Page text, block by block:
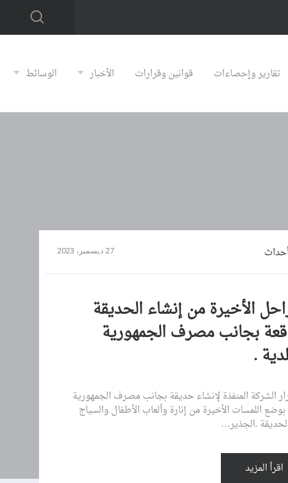
تقارير وإحصاءات قوانين وقرارات الأخبار الوسائط
27 ديسمبر، 2023
الأخيرة من إنشاء الحديقة
بجانب مصرف الجمهورية
.
الشركة المنفذة لإنشاء حديقة بجانب مصرف الجمهورية
اللمسات الأخيرة من إنارة وألعاب الأطفال والسياج
.الجذير…
اقرأ المزيد